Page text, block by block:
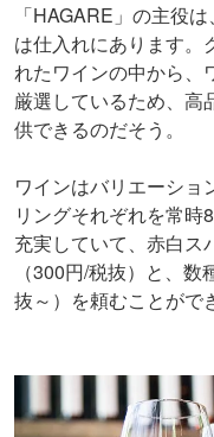
「HAGARE」の主役
は仕入れにあります。
れたワインの中から、
厳選しているため、高
供できるのだそう。
ワインはバリエーショ
リングそれぞれを常時
充実していて、赤白ス
（300円/税抜）と、
抜～）を頼むことがで